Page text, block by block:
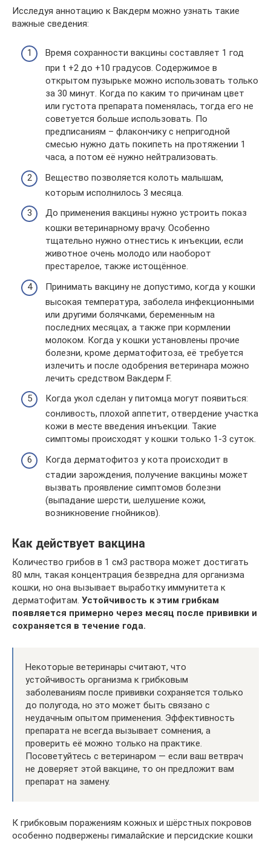
Исследуя аннотацию к Вакдерм можно узнать такие
важные сведения:
Время сохранности вакцины составляет 1 год
при t +2 до +10 градусов. Содержимое в
открытом пузырьке можно использовать только
за 30 минут. Когда по каким то причинам цвет
или густота препарата поменялась, тогда его не
советуется больше использовать. По
предписаниям – флакончику с непригодной
смесью нужно дать покипеть на протяжении 1
часа, а потом её нужно нейтрализовать.
Вещество позволяется колоть малышам,
которым исполнилось 3 месяца.
До применения вакцины нужно устроить показ
кошки ветеринарному врачу. Особенно
тщательно нужно отнестись к инъекции, если
животное очень молодо или наоборот
престарелое, также истощённое.
Принимать вакцину не допустимо, когда у кошки
высокая температура, заболела инфекционными
или другими болячками, беременным на
последних месяцах, а также при кормлении
молоком. Когда у кошки установлены прочие
болезни, кроме дерматофитоза, её требуется
излечить и после одобрения ветеринара можно
лечить средством Вакдерм F.
Когда укол сделан у питомца могут появиться:
сонливость, плохой аппетит, отвердение участка
кожи в месте введения инъекции. Такие
симптомы происходят у кошки только 1-3 суток.
Когда дерматофитоз у кота происходит в
стадии зарождения, получение вакцины может
вызвать проявление симптомов болезни
(выпадание шерсти, шелушение кожи,
возникновение гнойников).
Как действует вакцина
Количество грибов в 1 см3 раствора может достигать
80 млн, такая концентрация безвредна для организма
кошки, но она вызывает выработку иммунитета к
дерматофитам. Устойчивость к этим грибкам
появляется примерно через месяц после прививки и
сохраняется в течение года.
Некоторые ветеринары считают, что
устойчивость организма к грибковым
заболеваниям после прививки сохраняется только
до полугода, но это может быть связано с
неудачным опытом применения. Эффективность
препарата не всегда вызывает сомнения, а
проверить её можно только на практике.
Посоветуйтесь с ветеринаром — если ваш ветврач
не доверяет этой вакцине, то он предложит вам
препарат на замену.
К грибковым поражениям кожных и шёрстных покровов
особенно подвержены гималайские и персидские кошки